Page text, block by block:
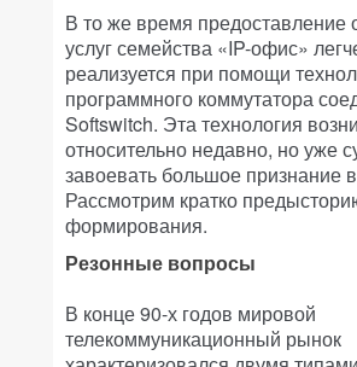
В то же время предоставление
услуг семейства «IP-офис»
реализуется при помощи
программного коммутатора
Softswitch. Эта технология
относительно недавно, но уже
завоевать большое признание
Рассмотрим кратко
формирования.
Резонные вопросы
В конце 90-х годов мировой
телекоммуникационный рынок